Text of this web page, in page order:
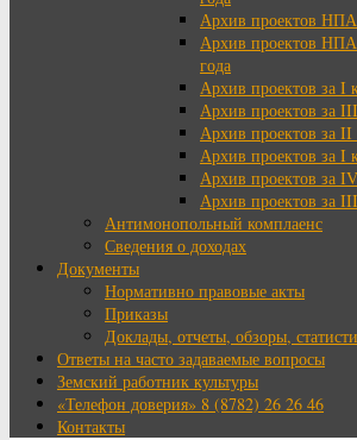
Архив проектов НПА
Архив проектов
года
Архив проектов за I
Архив проектов за
Архив проектов за II
Архив проектов за I
Архив проектов за
Архив проектов за
Антимонопольный комплаенс
Сведения о доходах
Документы
Нормативно правовые акты
Приказы
Доклады, отчеты, обзоры,
Ответы на часто задаваемые вопросы
Земский работник культуры
«Телефон доверия» 8 (8782) 26 26 46
Контакты